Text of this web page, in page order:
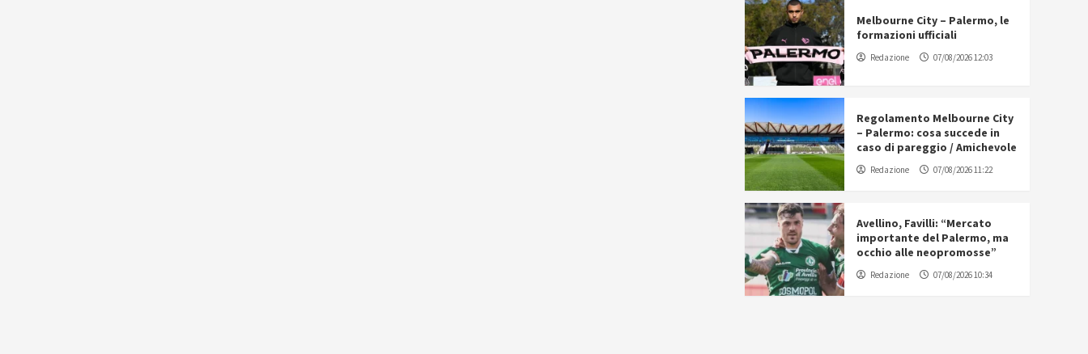
Melbourne City – Palermo, le
formazioni ufficiali
Redazione 07/08/2026 12:03
Regolamento Melbourne City
– Palermo: cosa succede in
caso di pareggio / Amichevole
Redazione 07/08/2026 11:22
Avellino, Favilli: “Mercato
importante del Palermo, ma
occhio alle neopromosse”
Redazione 07/08/2026 10:34